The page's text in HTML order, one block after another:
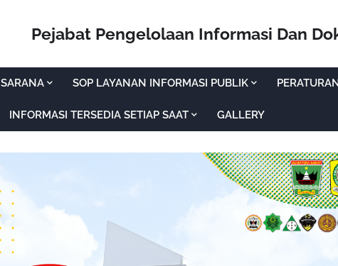
Pejabat Pengelolaan Informasi Dan
SARANA SOP LAYANAN INFORMASI PUBLIK
INFORMASI TERSEDIA SETIAP SAAT GALLERY